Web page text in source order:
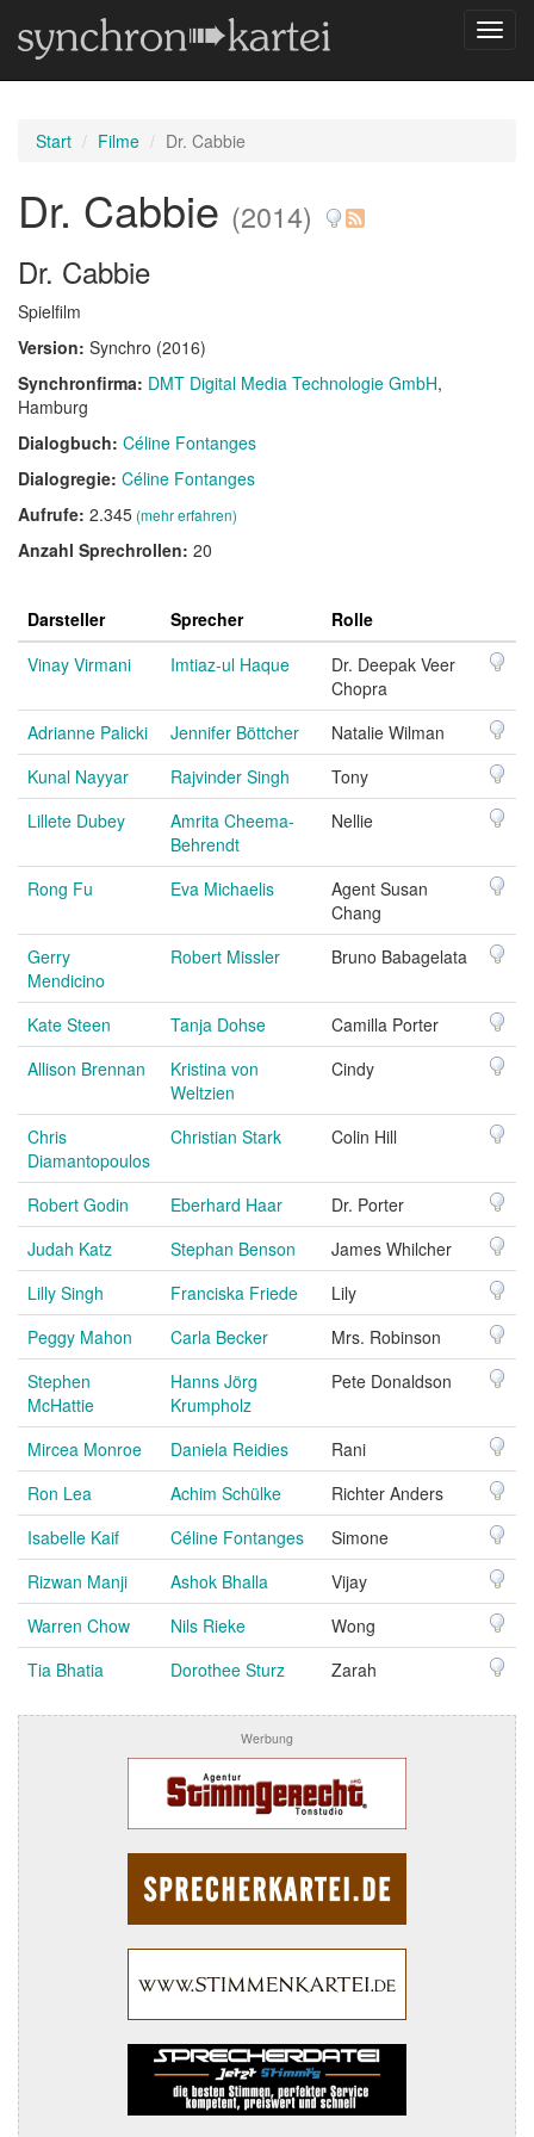
Start Filme Dr. Cabbie
Dr. Cabbie (2014)
Dr. Cabbie
Spielfilm
Version: Synchro (2016)
Synchronfirma: DMT Digital Media Technologie GmbH,
Hamburg
Dialogbuch: Céline Fontanges
Dialogregie: Céline Fontanges
Aufrufe: 2.345(mehr erfahren)
Anzahl Sprechrollen: 20
Darsteller Sprecher
Rolle
Vinay Virmani
Imtiaz-ul Haque
Dr. Deepak Veer
Chopra
Adrianne Palicki
Jennifer Böttcher
Natalie Wilman
Kunal Nayyar
Rajvinder Singh
Tony
Lillete Dubey
Amrita Cheema-
Behrendt
Nellie
Rong Fu Eva Michaelis
Agent Susan
Chang
Gerry
Mendicino
Robert Missler Bruno Babagelata
Kate Steen Tanja Dohse
Camilla Porter
Allison Brennan
Kristina von
Weltzien
Cindy
Chris
Diamantopoulos
Christian Stark Colin Hill
Robert Godin Eberhard Haar
Dr. Porter
Judah Katz
Stephan Benson
James Whilcher
Lilly Singh
Franciska Friede
Lily
Peggy Mahon
Carla Becker
Mrs. Robinson
Stephen
McHattie
Hanns Jörg
Krumpholz
Pete Donaldson
Mircea Monroe Daniela Reidies
Rani
Ron Lea
Achim Schülke
Richter Anders
Isabelle Kaif
Céline Fontanges
Simone
Rizwan Manji
Ashok Bhalla
Vijay
Warren Chow
Nils Rieke
Wong
Tia Bhatia
Dorothee Sturz Zarah
Werbung